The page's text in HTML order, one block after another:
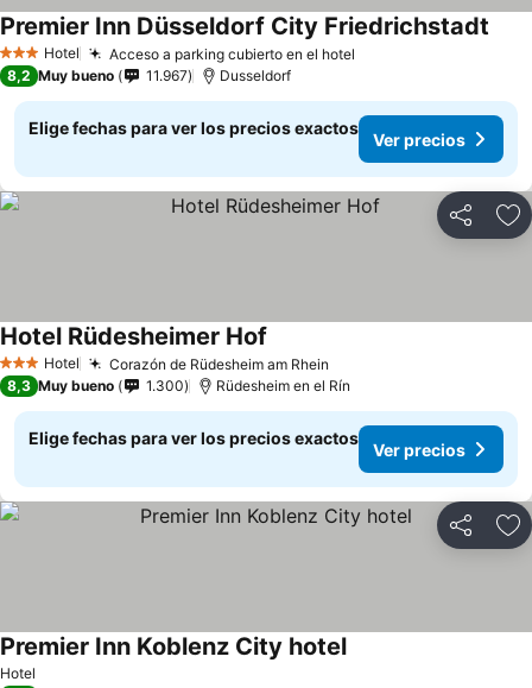
3 Estrellas
Hotel Acceso a parking cubierto en el hotel
Premier Inn Düsseldorf City Friedrichstadt
8,2 Muy bueno 11.967 Dusseldorf
Elige fechas para ver los precios exactos
Ver precios
Compartir
3 Estrellas
Hotel Corazón de Rüdesheim am Rhein
Hotel Rüdesheimer Hof
8,3 Muy bueno 1.300 Rüdesheim en el Rín
Elige fechas para ver los precios exactos
Ver precios
Compartir
Hotel
Premier Inn Koblenz City hotel